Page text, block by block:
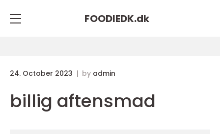
FOODIEDK.dk
24. October 2023 by admin
billig aftensmad